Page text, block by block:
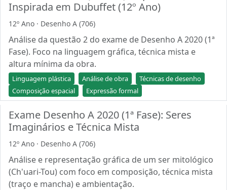
Inspirada em Dubuffet (12º Ano)
12º Ano · Desenho A (706)
Análise da questão 2 do exame de Desenho A 2020 (1ª
Fase). Foco na linguagem gráfica, técnica mista e
altura mínima da obra.
Linguagem plástica Análise de obra
Técnicas de desenho
Composição espacial
Expressão formal
Exame Desenho A 2020 (1ª Fase): Seres
Imaginários e Técnica Mista
12º Ano · Desenho A (706)
Análise e representação gráfica de um ser mitológico
(Ch'uari-Tou) com foco em composição, técnica mista
(traço e mancha) e ambientação.